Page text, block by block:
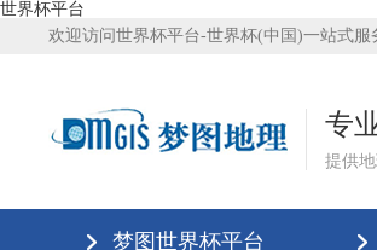
世界杯平台
欢迎访问世界杯平台-世界杯(中国)一站式服
专
提供
梦图世界杯平台